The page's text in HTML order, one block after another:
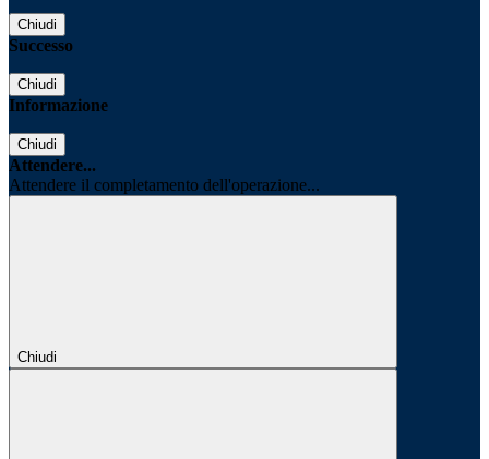
Chiudi
Successo
Chiudi
Informazione
Chiudi
Attendere...
Attendere il completamento dell'operazione...
Chiudi